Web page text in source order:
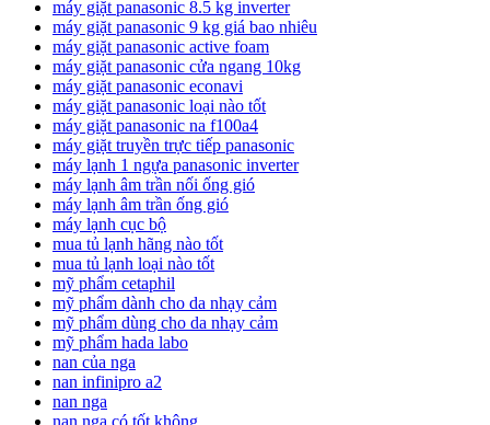
máy giặt panasonic 8.5 kg inverter
máy giặt panasonic 9 kg giá bao nhiêu
máy giặt panasonic active foam
máy giặt panasonic cửa ngang 10kg
máy giặt panasonic econavi
máy giặt panasonic loại nào tốt
máy giặt panasonic na f100a4
máy giặt truyền trực tiếp panasonic
máy lạnh 1 ngựa panasonic inverter
máy lạnh âm trần nối ống gió
máy lạnh âm trần ống gió
máy lạnh cục bộ
mua tủ lạnh hãng nào tốt
mua tủ lạnh loại nào tốt
mỹ phẩm cetaphil
mỹ phẩm dành cho da nhạy cảm
mỹ phẩm dùng cho da nhạy cảm
mỹ phẩm hada labo
nan của nga
nan infinipro a2
nan nga
nan nga có tốt không